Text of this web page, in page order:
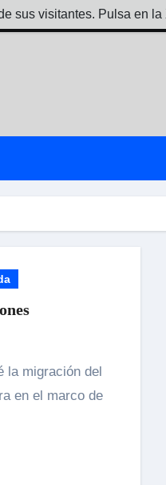
en el marco de
sus visitantes. Pulsa en la